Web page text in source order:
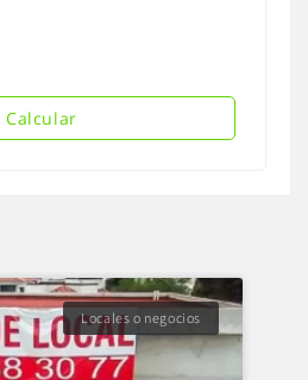
Calcular
Locales o negocios